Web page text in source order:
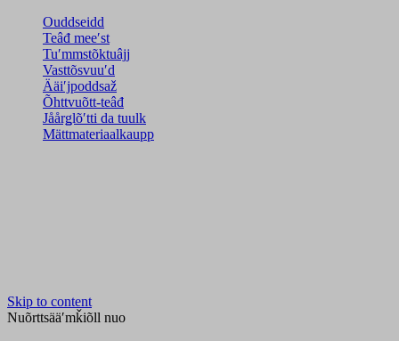
Ouddseidd
Teâđ meeʹst
Tuʹmmstõktuâjj
Vasttõsvuuʹd
Ääiʹjpoddsaž
Õhttvuõtt-teâđ
Jåårǥlõʹtti da tuulk
Mättmateriaalkaupp
Skip to content
Nuõrttsääʹmǩiõll nuo